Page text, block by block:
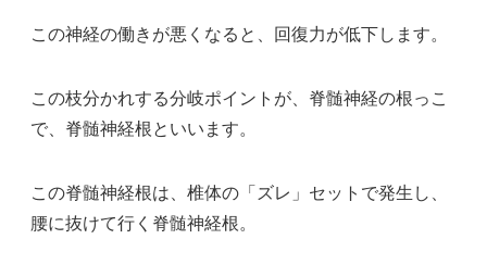
この神経の働きが悪くなると、回復力が低下します。
この枝分かれする分岐ポイントが、脊髄神経の根っこ
で、脊髄神経根といいます。
この脊髄神経根は、椎体の「ズレ」セットで発生し、
腰に抜けて行く脊髄神経根。